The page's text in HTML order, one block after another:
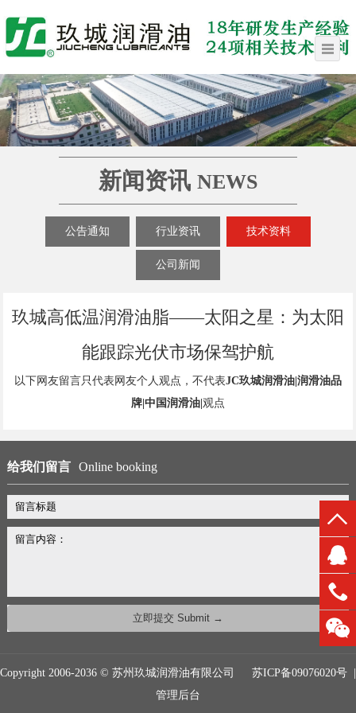
新闻资讯 NEWS
公告通知 行业资讯 技术资料
公司新闻
玖城高低温润滑油脂——太阳之星：为太阳
能跟踪光伏市场保驾护航
以下网友留言只代表网友个人观点，不代表JC玖城润滑油|润滑油品
牌|中国润滑油| 观点
给我们留言 Online booking
Copyright 2006-2036 © 苏州玖城润滑油有限公司 苏ICP备09076020号
管理后台